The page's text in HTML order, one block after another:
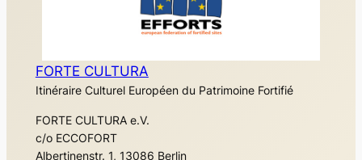
FORTE CULTURA
Itinéraire Culturel Européen du Patrimoine Fortifié
FORTE CULTURA e.V.
c/o ECCOFORT
Albertinenstr. 1, 13086 Berlin